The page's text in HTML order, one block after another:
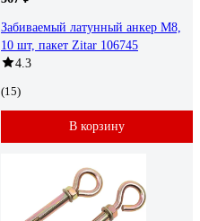
Забиваемый латунный анкер М8,
10 шт, пакет Zitar 106745
4.3
(15)
В корзину